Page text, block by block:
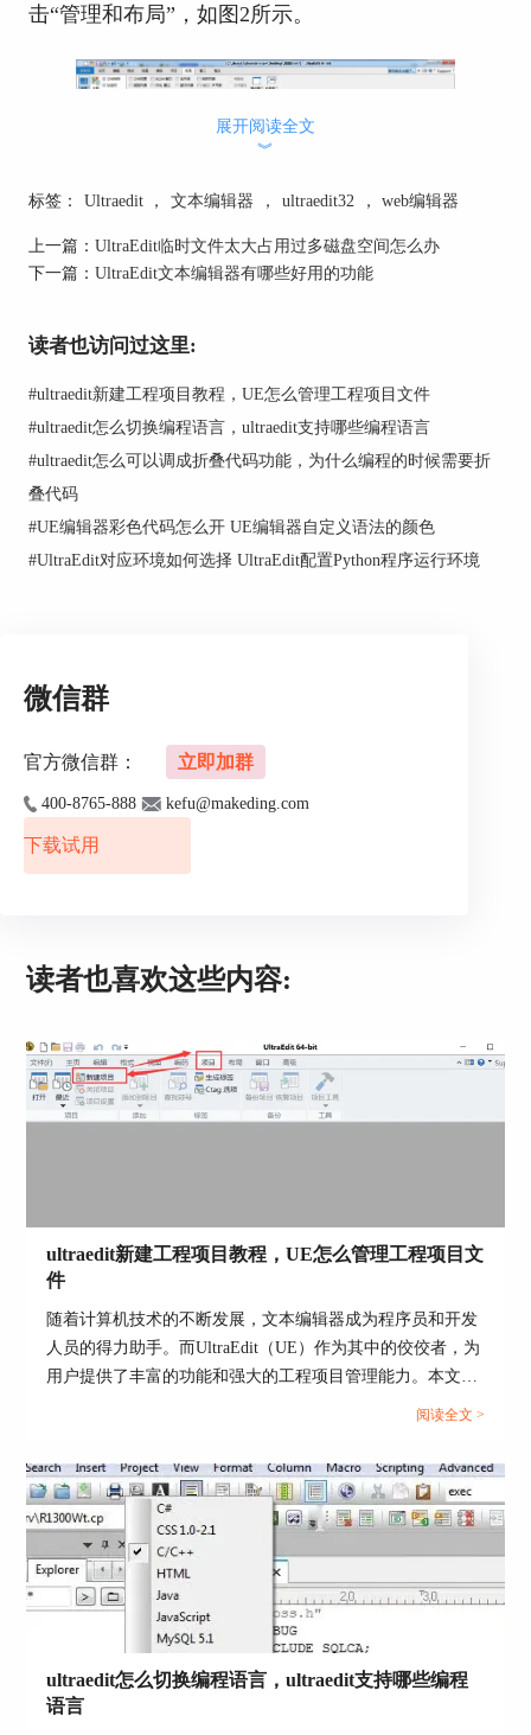
击“管理和布局”，如图2所示。
图2 点击“管理和布局”
按钮，分别是“当前状态另存为”、“导出/导入布
进行重命名，可以点击“当前状态另存为”按钮，就
会弹出“环境选择器-保存”框，在“名称”下面的输入
框内输入你需要命名的名称，然后点击“保存”就可
以了，操作步骤如图3所示。
图3 对布局进行重命名
UltraEdit编辑器的主题设置
左侧第二个“主题”，发现在“主题”下有十个选项，
根据你的编辑习惯可以选择不同的主题内容，如图
图4 快速设置主题
2.主题个性化设置：在“管理主题”内你还可以对某
个主题进行添加或删除操作，还可以对某个主题的
细节进行个性化设置，如图5所示，针对每一个主
题提供了“应用程序”、“编辑器”、“语法高亮”以
及“输出”四大选项，我们都可以根据自己实际需求
展开阅读全文
︾
标签： Ultraedit ， 文本编辑器 ， ultraedit32 ， web编辑器
上一篇： UltraEdit临时文件太大占用过多磁盘空间怎么办
下一篇： UltraEdit文本编辑器有哪些好用的功能
读者也访问过这里:
#ultraedit新建工程项目教程，UE怎么管理工程项目文件
#ultraedit怎么切换编程语言，ultraedit支持哪些编程语言
#ultraedit怎么可以调成折叠代码功能，为什么编程的时候需要折
叠代码
#UE编辑器彩色代码怎么开 UE编辑器自定义语法的颜色
#UltraEdit对应环境如何选择 UltraEdit配置Python程序运行环境
微信群
官方微信群： 立即加群
400-8765-888 kefu@makeding.com
下载试用
读者也喜欢这些内容:
ultraedit新建工程项目教程，UE怎么管理工程项目文
件
随着计算机技术的不断发展，文本编辑器成为程序员和开发
人员的得力助手。而UltraEdit（UE）作为其中的佼佼者，为
用户提供了丰富的功能和强大的工程项目管理能力。本文将
深入探讨如何在UltraEdit中新建工程项目，以及UE如何高效
供更多便捷和效率。...
阅读全文 >
ultraedit怎么切换编程语言，ultraedit支持哪些编程
语言